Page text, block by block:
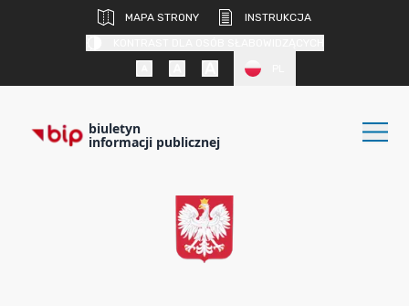
MAPA STRONY
INSTRUKCJA
biuletyn
informacji publicznej